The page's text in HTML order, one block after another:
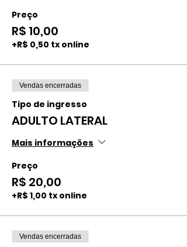
Preço
R$ 10,00
+R$ 0,50 tx online
Vendas encerradas
Tipo de ingresso
ADULTO LATERAL
Mais informações
Preço
R$ 20,00
+R$ 1,00 tx online
Vendas encerradas